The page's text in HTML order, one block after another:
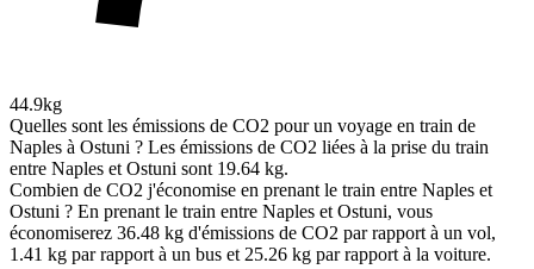
44.9kg
Quelles sont les émissions de CO2 pour un voyage en train de
Naples à Ostuni ? Les émissions de CO2 liées à la prise du train
entre Naples et Ostuni sont 19.64 kg.
Combien de CO2 j'économise en prenant le train entre Naples et
Ostuni ? En prenant le train entre Naples et Ostuni, vous
économiserez 36.48 kg d'émissions de CO2 par rapport à un vol,
1.41 kg par rapport à un bus et 25.26 kg par rapport à la voiture.